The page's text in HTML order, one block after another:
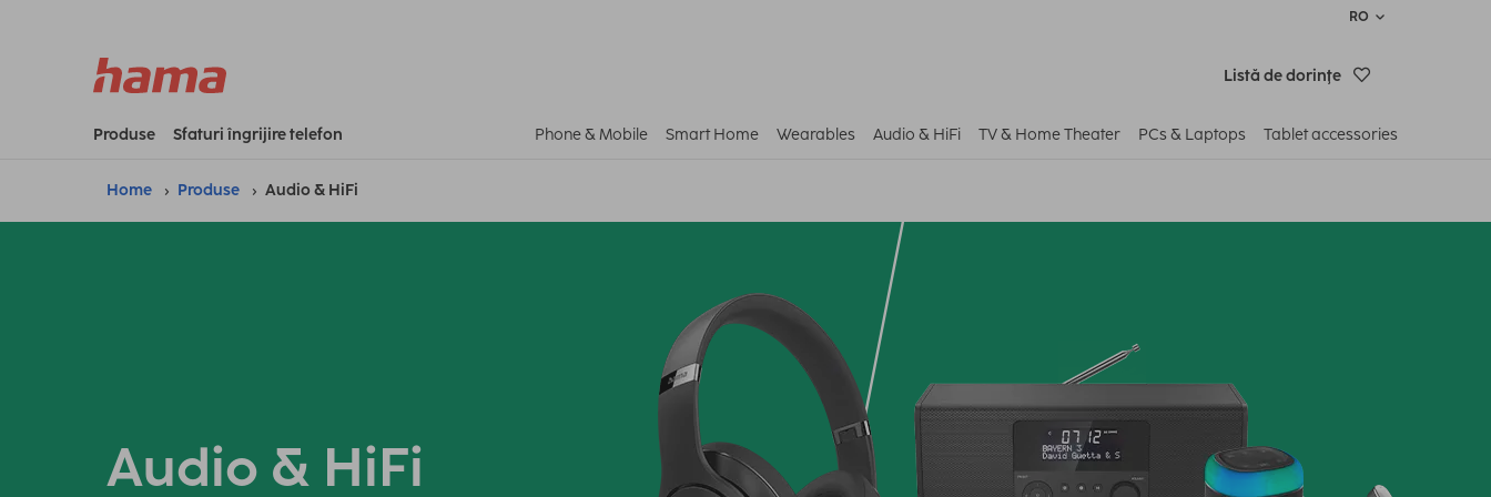
RO
Listă de dorinţe
Produse Sfaturi îngrijire telefon Phone & Mobile Smart Home Wearables Audio & HiFi TV & Home Theater PCs & Laptops Tablet accessories
Home Produse Audio & HiFi
Audio & HiFi